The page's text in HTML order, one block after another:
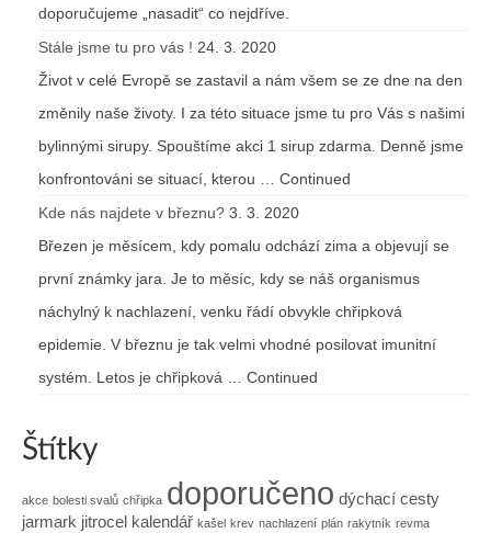
doporučujeme „nasadit“ co nejdříve.
Stále jsme tu pro vás ! 24. 3. 2020
Život v celé Evropě se zastavil a nám všem se ze dne na den
změnily naše životy. I za této situace jsme tu pro Vás s našimi
bylinnými sirupy. Spouštíme akci 1 sirup zdarma. Denně jsme
konfrontováni se situací, kterou … Continued
Kde nás najdete v březnu? 3. 3. 2020
Březen je měsícem, kdy pomalu odchází zima a objevují se
první známky jara. Je to měsíc, kdy se náš organismus
náchylný k nachlazení, venku řádí obvykle chřipková
epidemie. V březnu je tak velmi vhodné posilovat imunitní
systém. Letos je chřipková … Continued
Štítky
akce bolesti svalů chřipka doporučeno dýchací cesty
jarmark jitrocel kalendář kašel krev nachlazení plán rakytník revma